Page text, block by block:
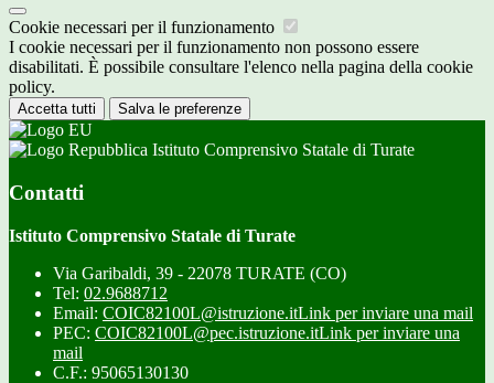
Cookie necessari per il funzionamento
I cookie necessari per il funzionamento non possono essere
disabilitati. È possibile consultare l'elenco nella pagina della cookie
policy.
Accetta tutti Salva le preferenze
Istituto Comprensivo Statale di Turate
Contatti
Istituto Comprensivo Statale di Turate
Via Garibaldi, 39 - 22078 TURATE (CO)
Tel: 02.9688712
Email: COIC82100L@istruzione.itLink per inviare una mail
PEC: COIC82100L@pec.istruzione.itLink per inviare una
mail
C.F.: 95065130130